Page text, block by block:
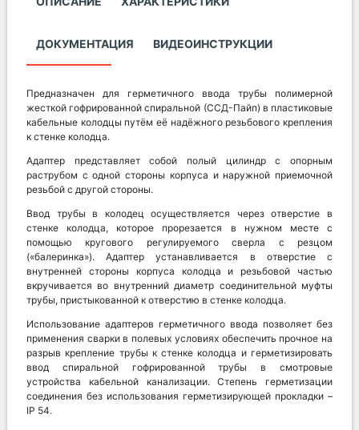
ДОКУМЕНТАЦИЯ ВИДЕОИНСТРУКЦИИ
Предназначен для герметичного ввода трубы полимерной
жесткой гофрированной спиральной (ССД-Пайп) в пластиковые
кабельные колодцы путём её надёжного резьбового крепления
к стенке колодца.
Адаптер представляет собой полый цилиндр с опорным
раструбом с одной стороны корпуса и наружной приемочной
резьбой с другой стороны.
Ввод трубы в колодец осуществляется через отверстие в
стенке колодца, которое прорезается в нужном месте с
помощью кругового регулируемого сверла с резцом
(«балеринка»). Адаптер устанавливается в отверстие с
внутренней стороны корпуса колодца и резьбовой частью
вкручивается во внутренний диаметр соединительной муфты
трубы, пристыкованной к отверстию в стенке колодца.
Использование адаптеров герметичного ввода позволяет без
применения сварки в полевых условиях обеспечить прочное на
разрыв крепление трубы к стенке колодца и герметизировать
ввод спиральной гофрированной трубы в смотровые
устройства кабельной канализации. Степень герметизации
соединения без использования герметизирующей прокладки –
IP 54.